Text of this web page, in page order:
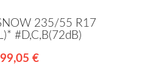
235/55 R17
#D,C,B(72dB)
99,05 €